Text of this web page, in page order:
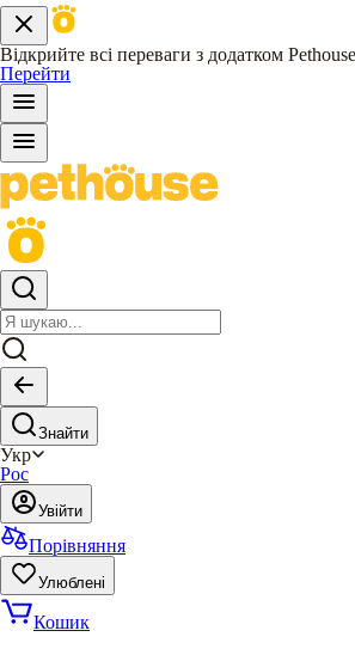
Відкрийте всі переваги з додатком Pethouse
Перейти
Знайти
Укр
Рос
Увійти
Порівняння
Улюблені
Кошик